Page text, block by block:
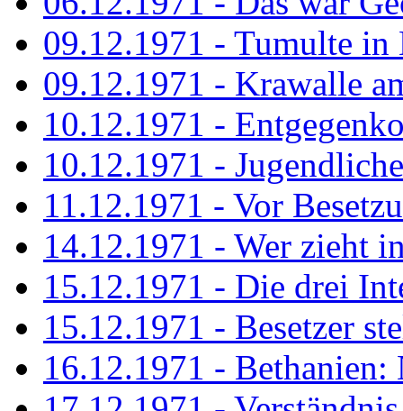
09.12.1971 - Tumulte in
09.12.1971 - Krawalle
10.12.1971 -
10.12.1971 -
11.12.1971 - Vor
14.12.1971 - Wer zieht
15.12.1971 - Die drei
15.12.1971 - Besetzer
16.12.1971 - Bethanien: